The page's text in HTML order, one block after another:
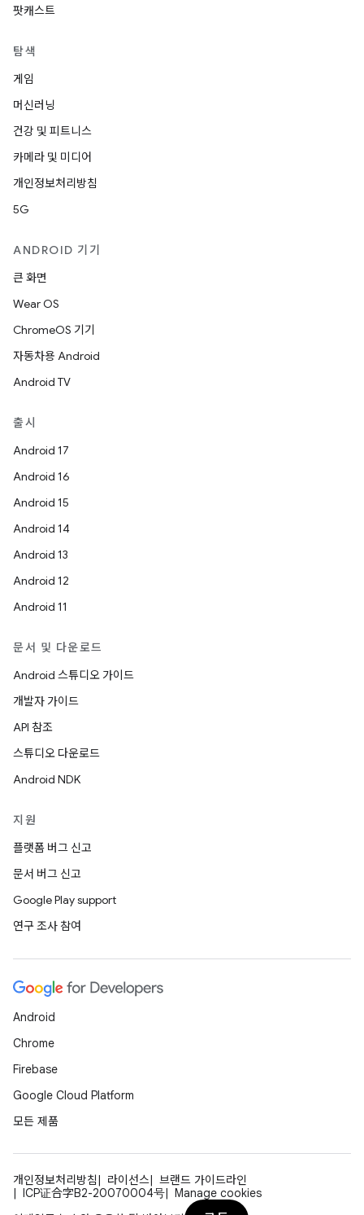
팟캐스트
탐색
게임
머신러닝
건강 및 피트니스
카메라 및 미디어
개인정보처리방침
5G
ANDROID 기기
큰 화면
Wear OS
ChromeOS 기기
자동차용 Android
Android TV
출시
Android 17
Android 16
Android 15
Android 14
Android 13
Android 12
Android 11
문서 및 다운로드
Android 스튜디오 가이드
개발자 가이드
API 참조
스튜디오 다운로드
Android NDK
지원
플랫폼 버그 신고
문서 버그 신고
Google Play support
연구 조사 참여
Android
Chrome
Firebase
Google Cloud Platform
모든 제품
개인정보처리방침 라이선스
브랜드 가이드라인
ICP证合字B2-20070004号
Manage cookies